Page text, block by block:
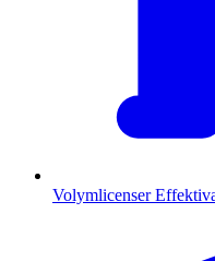
Volymlicenser